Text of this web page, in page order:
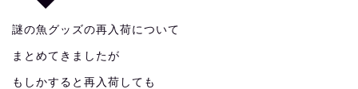
謎の魚グッズの再入荷について
まとめてきましたが
もしかすると再入荷しても